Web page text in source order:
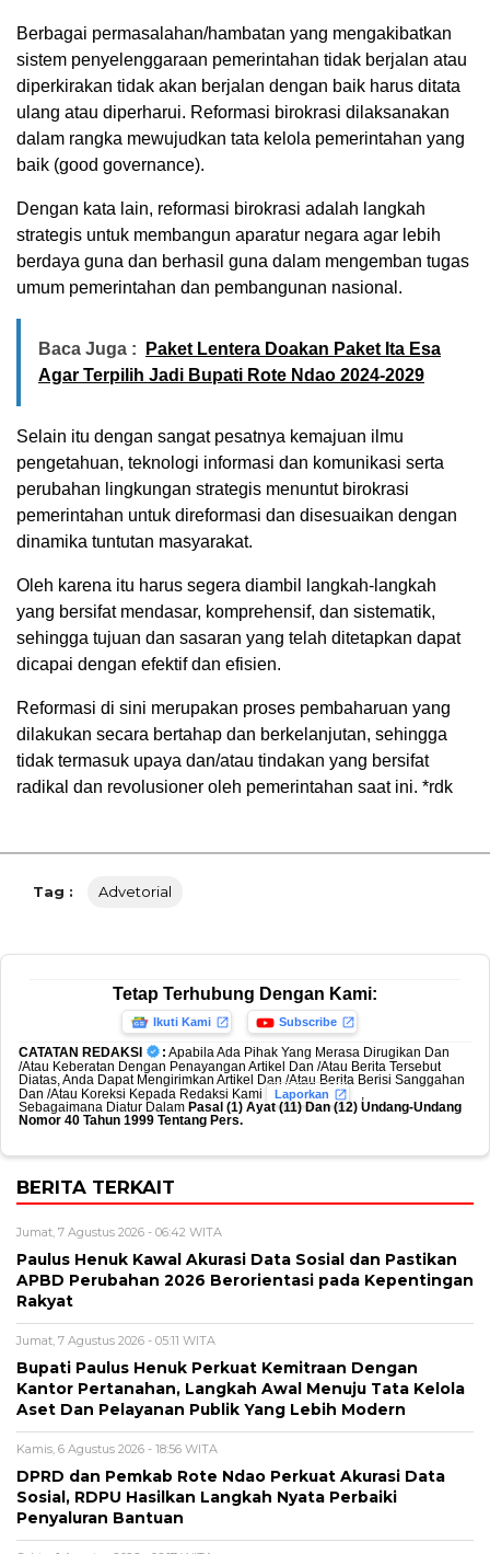
Berbagai permasalahan/hambatan yang mengakibatkan
sistem penyelenggaraan pemerintahan tidak berjalan atau
diperkirakan tidak akan berjalan dengan baik harus ditata
ulang atau diperharui. Reformasi birokrasi dilaksanakan
dalam rangka mewujudkan tata kelola pemerintahan yang
baik (good governance).
Dengan kata lain, reformasi birokrasi adalah langkah
strategis untuk membangun aparatur negara agar lebih
berdaya guna dan berhasil guna dalam mengemban tugas
umum pemerintahan dan pembangunan nasional.
Baca Juga :
Paket Lentera Doakan Paket Ita Esa
Agar Terpilih Jadi Bupati Rote Ndao 2024-2029
Selain itu dengan sangat pesatnya kemajuan ilmu
pengetahuan, teknologi informasi dan komunikasi serta
perubahan lingkungan strategis menuntut birokrasi
pemerintahan untuk direformasi dan disesuaikan dengan
dinamika tuntutan masyarakat.
Oleh karena itu harus segera diambil langkah-langkah
yang bersifat mendasar, komprehensif, dan sistematik,
sehingga tujuan dan sasaran yang telah ditetapkan dapat
dicapai dengan efektif dan efisien.
Reformasi di sini merupakan proses pembaharuan yang
dilakukan secara bertahap dan berkelanjutan, sehingga
tidak termasuk upaya dan/atau tindakan yang bersifat
radikal dan revolusioner oleh pemerintahan saat ini. *rdk
Tag : Advetorial
Tetap Terhubung Dengan Kami:
Ikuti Kami Subscribe
CATATAN REDAKSI : Apabila Ada Pihak Yang Merasa Dirugikan Dan
/Atau Keberatan Dengan Penayangan Artikel Dan /Atau Berita Tersebut
Diatas, Anda Dapat Mengirimkan Artikel Dan /Atau Berita Berisi Sanggahan
Dan /Atau Koreksi Kepada Redaksi Kami
Laporkan
Sebagaimana Diatur Dalam Pasal (1) Ayat (11) Dan (12) Undang-Undang
Nomor 40 Tahun 1999 Tentang Pers.
BERITA TERKAIT
Jumat, 7 Agustus 2026 - 06:42 WITA
Paulus Henuk Kawal Akurasi Data Sosial dan Pastikan
APBD Perubahan 2026 Berorientasi pada Kepentingan
Rakyat
Jumat, 7 Agustus 2026 - 05:11 WITA
Bupati Paulus Henuk Perkuat Kemitraan Dengan
Kantor Pertanahan, Langkah Awal Menuju Tata Kelola
Aset Dan Pelayanan Publik Yang Lebih Modern
Kamis, 6 Agustus 2026 - 18:56 WITA
DPRD dan Pemkab Rote Ndao Perkuat Akurasi Data
Sosial, RDPU Hasilkan Langkah Nyata Perbaiki
Penyaluran Bantuan